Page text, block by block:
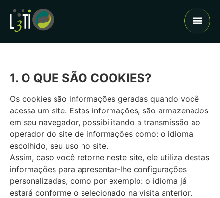
1. O QUE SÃO COOKIES?
Os cookies são informações geradas quando você
acessa um site. Estas informações, são armazenados
em seu navegador, possibilitando a transmissão ao
operador do site de informações como: o idioma
escolhido, seu uso no site.
Assim, caso você retorne neste site, ele utiliza destas
informações para apresentar-lhe configurações
personalizadas, como por exemplo: o idioma já
estará conforme o selecionado na visita anterior.